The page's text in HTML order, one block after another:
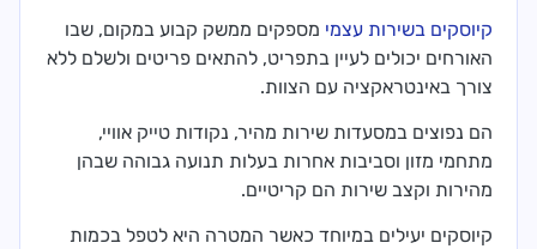
קיוסקים בשירות עצמי מספקים ממשק קבוע במקום, שבו
האורחים יכולים לעיין בתפריט, להתאים פריטים ולשלם ללא
צורך באינטראקציה עם הצוות.
הם נפוצים במסעדות שירות מהיר, נקודות טייק אוויי,
מתחמי מזון וסביבות אחרות בעלות תנועה גבוהה שבהן
מהירות וקצב שירות הם קריטיים.
קיוסקים יעילים במיוחד כאשר המטרה היא לטפל בכמות